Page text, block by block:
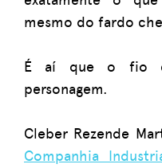
mesmo do fardo
É aí que o fio
personagem.
Cleber Rezende
Companhia